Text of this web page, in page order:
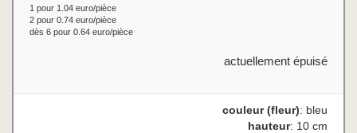
1 pour 1.04 euro/pièce
2 pour 0.74 euro/pièce
dès 6 pour 0.64 euro/pièce
actuellement épuisé
couleur (fleur): bleu
hauteur: 10 cm